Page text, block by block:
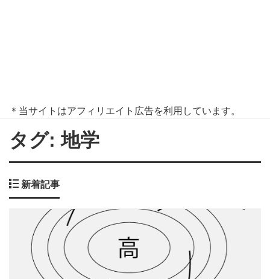
＊当サイトはアフィリエイト広告を利用しています。
タグ:地学
新着記事